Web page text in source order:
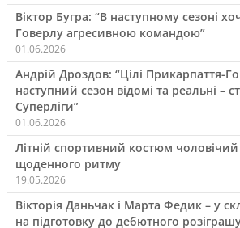
Віктор Бугра: “В наступному сезоні
Говерлу агресивною командою”
01.06.2026
Андрій Дроздов: “Цілі Прикарпаття-
наступний сезон відомі та реальні –
Суперліги”
01.06.2026
Літній спортивний костюм чоловічий
щоденного ритму
19.05.2026
Вікторія Даньчак і Марта Федик – у
на підготовку до дебютного